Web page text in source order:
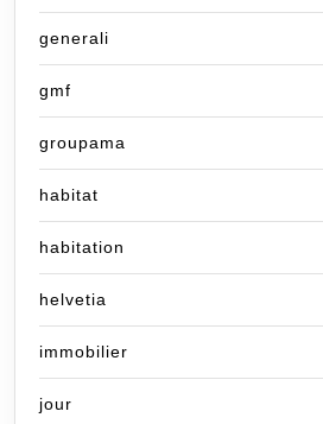
generali
gmf
groupama
habitat
habitation
helvetia
immobilier
jour